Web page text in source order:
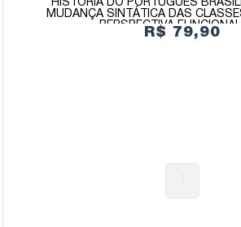
HISTÓRIA DO PORTUGUÊS
MUDANÇA SINTÁTICA DAS
PERSPECTIVA
R$ 79,90